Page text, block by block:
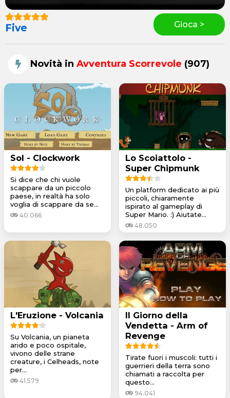
Five Gioca >
Novità in Avventura Scorrevole (907)
Sol - Clockwork
Si dice che chi vuole
scappare da un piccolo
paese, in realtà ha solo
voglia di scappare da se...
40.066
Lo Scoiattolo -
Super Chipmunk
Un platform dedicato ai più
piccoli, chiaramente
ispirato al gameplay di
Super Mario. :) Aiutate...
48.050
L'Eruzione - Volcania
Su Volcania, un pianeta
arido e poco ospitale,
vivono delle strane
creature, i Celheads, note
per...
41.579
Il Giorno della
Vendetta - Arm of
Revenge
Tirate fuori i muscoli: tutti i
guerrieri della terra sono
chiamati a raccolta per
questo...
94.041